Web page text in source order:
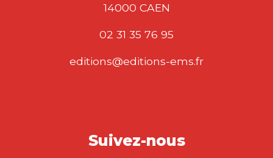
14000 CAEN
02 31 35 76 95
editions@editions-ems.fr
Suivez-nous